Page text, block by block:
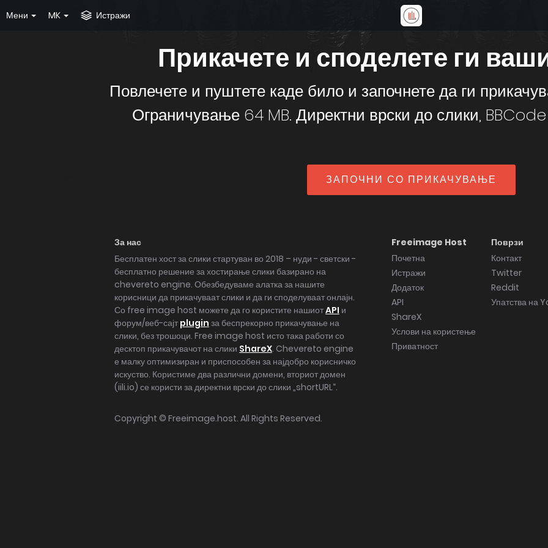
Мени MK Истражи
Прикачете и споделете ги
Повлечете и пуштете каде било и започнете да ги
Ограничување 64 MB. Директни врски до слики, BBCode
ЗАПОЧНИ СО ПРИКАЧУВАЊЕ
За нас
Бесплатен хост за слики стартуван во 2018 – нуди - светски -
бесплатно решение за хостирање слики базирано на
chevereto engine. Обезбедуваме алатка за нашите
корисници да прикачуваат слики и да ги споделуваат онлајн.
Со free image host можете да го користите нашиотAPI и
форум/веб-сајт plugin за беспрекорно прикачување на
слики, без трошоци. Free image host исто така работи со
десктоп прикачувачот на слики ShareX. Chevereto engine
е малку оптимизиран и приспособен за најдобро корисничко
искуство. Користиме два различни домени, вториот домен
(iili.io) се користи за директни врски до слики „shortURL“.
Freeimage Host
Почетна
Истражи
Додаток
API
ShareX
Услови на користење
Приватност
Поврзи
Контакт
Twitter
Reddit
Упатства на
Copyright © Freeimage.host. All Rights Reserved.